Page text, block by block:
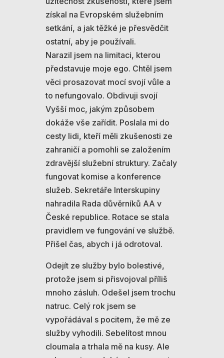
získal na Evropském služebním
setkání, a jak těžké je přesvědčit
ostatní, aby je používali.
Narazil jsem na limitaci, kterou
představuje moje ego. Chtěl jsem
věci prosazovat mocí svojí vůle a
to nefungovalo. Obdivuji svojí
Vyšší moc, jakým způsobem
dokáže vše zařídit. Poslala mi do
cesty lidi, kteří měli zkušenosti ze
zahraničí a pomohli se založením
zdravější služební struktury. Začaly
fungovat komise a konference
služeb. Sekretáře Interskupiny
nahradila Rada důvěrníků AA v
České republice. Rotace se stala
pravidlem ve fungování ve službě.
Přišel čas, abych i já odrotoval.
Odejít ze služby bylo bolestivé,
protože jsem si přisvojoval příliš
mnoho zásluh. Odešel jsem trochu
natruc. Celý rok jsem se
vypořádával s pocitem, že mě ze
služby vyhodili. Sebelítost mnou
cloumala a trhala mě na kusy. Ale